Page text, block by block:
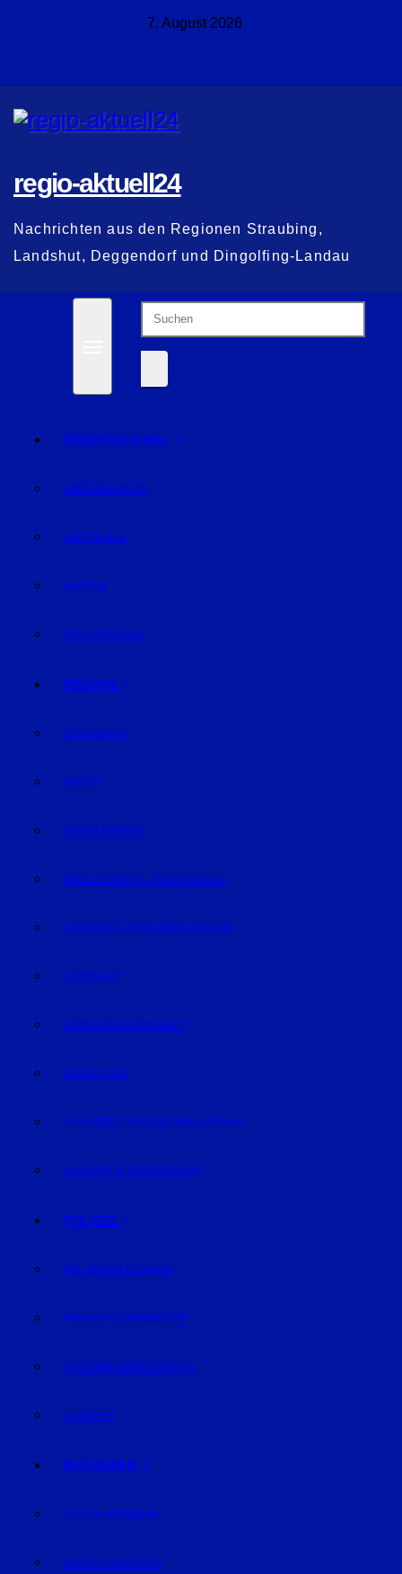
7. August 2026
regio-aktuell24
Nachrichten aus den Regionen Straubing,
Landshut, Deggendorf und Dingolfing-Landau
ÜBERREGIONAL
NIEDERBAYERN
OBERPFALZ
BAYERN
DEUTSCHLAND
REGION
STRAUBING
BOGEN
GEISELHÖRING
MALLERSDORF-PFAFFENBERG
LANDKREIS STRAUBING-BOGEN
LANDSHUT
LANDKREIS LANDSHUT
DINGOLFING
LANDKREIS DINGOLFING-LANDAU
LANDKREIS DEGGENDORF
POLIZEI
POLIZEIMELDUNGEN
FAHNDUNG/VERMISSTE
AUS DEM GERICHTSSAAL
VERKEHR
RATGEBER
AUTO & VERKEHR
BAUEN & WOHNEN